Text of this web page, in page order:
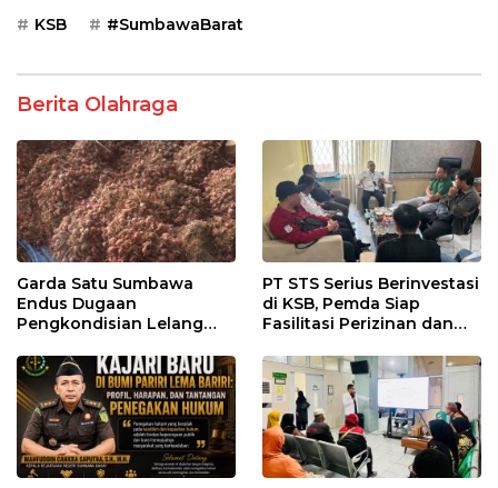
KSB #SumbawaBarat
Berita Olahraga
Garda Satu Sumbawa
Endus Dugaan
Pengkondisian Lelang
Benih Bawang Merah
senilai Rp 7,5 Miliar
PT STS Serius Berinvestasi
di KSB, Pemda Siap
Fasilitasi Perizinan dan
Regulasi